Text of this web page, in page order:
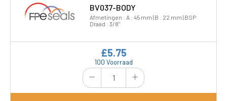
BV037-BODY
Afmetingen : A : 45 mm | B : 22 mm | BSP
Draad : 3/8"
100 Voorraad
£5.75